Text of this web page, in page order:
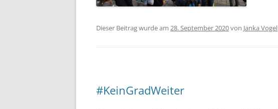
Dieser Beitrag wurde am 28. September 2020von Janka Vogel
#KeinGradWeiter